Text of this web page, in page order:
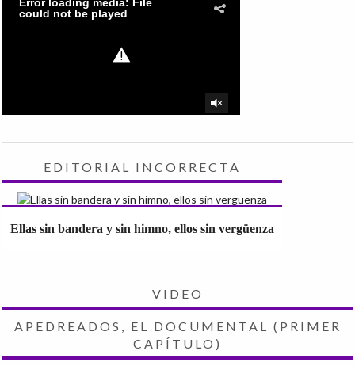
EDITORIAL INCORRECTA
Ellas sin bandera y sin himno, ellos sin vergüenza
VIDEO
APEDREADOS, EL DOCUMENTAL (PRIMER
CAPÍTULO)